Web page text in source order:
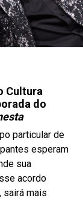
Cultura
do
particular de
esperam
sua
acordo
mais